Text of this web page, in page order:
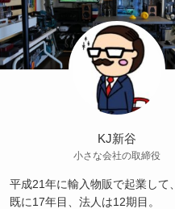
KJ新谷
小さな会社の取締役
平成21年に輸入物販で起業して、
既に17年目、法人は12期目。